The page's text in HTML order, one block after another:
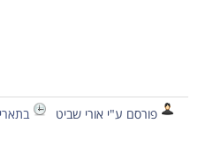
פורסם ע"י אורי שביט בתאריך